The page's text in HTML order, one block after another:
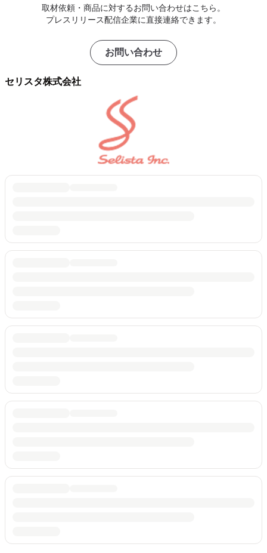
取材依頼・商品に対するお問い合わせはこちら。
プレスリリース配信企業に直接連絡できます。
お問い合わせ
セリスタ株式会社